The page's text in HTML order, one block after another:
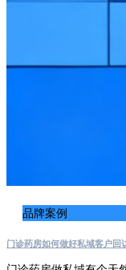
品牌案例
门诊药房如何做好私域客户回